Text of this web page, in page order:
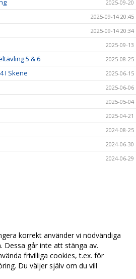
2025-09-20
2025-09-14 20:45
2025-09-14 20:34
2025-09-13
5 & 6 2025-08-25
I Skene 2025-06-15
2025-06-06
2025-05-04
2025-04-21
2024-08-25
2024-06-30
2024-06-29
korrekt använder vi nödvändiga
Dessa går inte att stänga av.
frivilliga cookies, t.ex. för
Du väljer själv om du vill